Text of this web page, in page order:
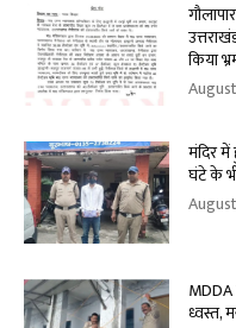
किया
मंदिर
घंटे के
ध्वस्त,